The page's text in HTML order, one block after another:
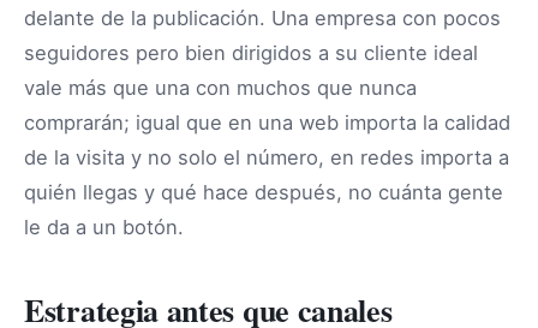
delante de la publicación. Una empresa con pocos
seguidores pero bien dirigidos a su cliente ideal
vale más que una con muchos que nunca
comprarán; igual que en una web importa la calidad
de la visita y no solo el número, en redes importa a
quién llegas y qué hace después, no cuánta gente
le da a un botón.
Estrategia antes que canales